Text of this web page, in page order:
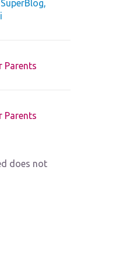
SuperBlog
does not